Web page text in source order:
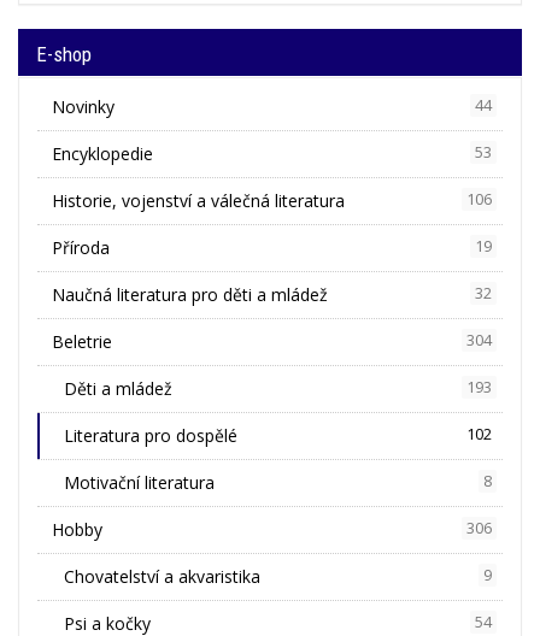
E-shop
Novinky 44
Encyklopedie 53
Historie, vojenství a válečná literatura 106
Příroda 19
Naučná literatura pro děti a mládež 32
Beletrie 304
Děti a mládež 193
Literatura pro dospělé 102
Motivační literatura 8
Hobby 306
Chovatelství a akvaristika 9
Psi a kočky 54